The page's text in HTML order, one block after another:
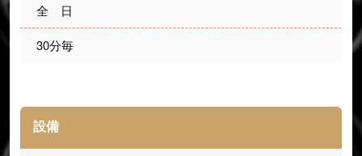
全　日
30分毎
設備